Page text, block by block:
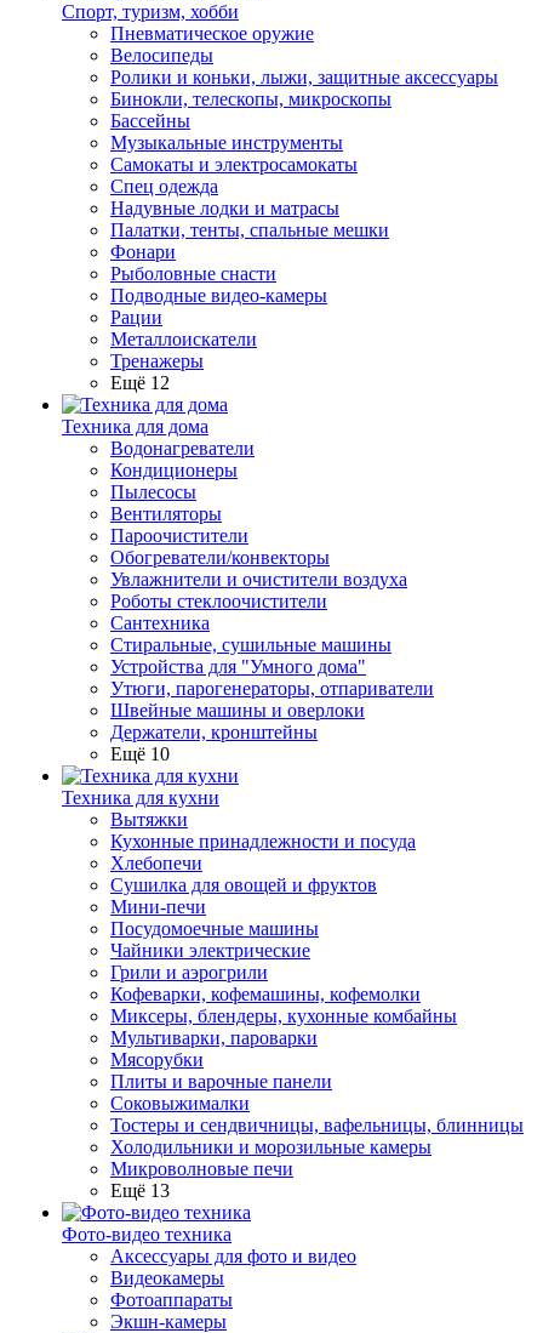
Спорт, туризм, хобби
Пневматическое оружие
Велосипеды
Ролики и коньки, лыжи, защитные аксессуары
Бинокли, телескопы, микроскопы
Бассейны
Музыкальные инструменты
Самокаты и электросамокаты
Спец одежда
Надувные лодки и матрасы
Палатки, тенты, спальные мешки
Фонари
Рыболовные снасти
Подводные видео-камеры
Рации
Металлоискатели
Тренажеры
Ещё 12
Техника для дома
Водонагреватели
Кондиционеры
Пылесосы
Вентиляторы
Пароочистители
Обогреватели/конвекторы
Увлажнители и очистители воздуха
Роботы стеклоочистители
Сантехника
Стиральные, сушильные машины
Устройства для "Умного дома"
Утюги, парогенераторы, отпариватели
Швейные машины и оверлоки
Держатели, кронштейны
Ещё 10
Техника для кухни
Вытяжки
Кухонные принадлежности и посуда
Хлебопечи
Сушилка для овощей и фруктов
Мини-печи
Посудомоечные машины
Чайники электрические
Грили и аэрогрили
Кофеварки, кофемашины, кофемолки
Миксеры, блендеры, кухонные комбайны
Мультиварки, пароварки
Мясорубки
Плиты и варочные панели
Соковыжималки
Тостеры и сендвичницы, вафельницы, блинницы
Холодильники и морозильные камеры
Микроволновые печи
Ещё 13
Фото-видео техника
Аксессуары для фото и видео
Видеокамеры
Фотоаппараты
Экшн-камеры